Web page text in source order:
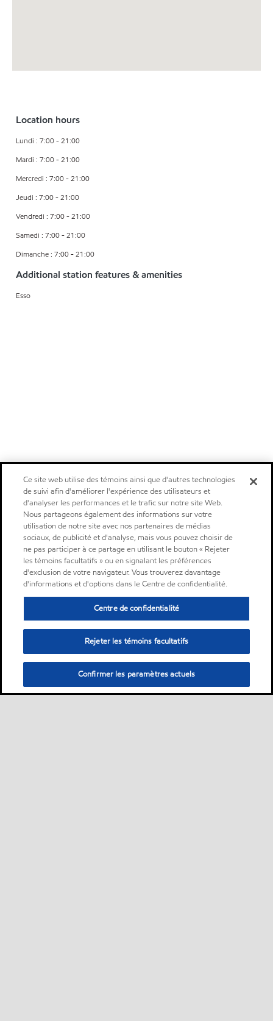
Location hours
Lundi : 7:00 - 21:00
Mardi : 7:00 - 21:00
Mercredi : 7:00 - 21:00
Jeudi : 7:00 - 21:00
Vendredi : 7:00 - 21:00
Samedi : 7:00 - 21:00
Dimanche : 7:00 - 21:00
Additional station features & amenities
Esso
Ce site web utilise des témoins ainsi que d'autres technologies
de suivi afin d'améliorer l'expérience des utilisateurs et
d'analyser les performances et le trafic sur notre site Web.
Nous partageons également des informations sur votre
utilisation de notre site avec nos partenaires de médias
sociaux, de publicité et d'analyse, mais vous pouvez choisir de
ne pas participer à ce partage en utilisant le bouton « Rejeter
les témoins facultatifs » ou en signalant les préférences
d'exclusion de votre navigateur. Vous trouverez davantage
d'informations et d'options dans le Centre de confidentialité.
Centre de confidentialité
Rejeter les témoins facultatifs
Confirmer les paramètres actuels